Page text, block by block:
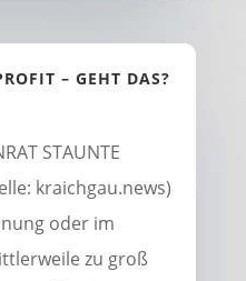
– GEHT DAS?
STAUNTE
kraichgau.news)
oder im
zu groß